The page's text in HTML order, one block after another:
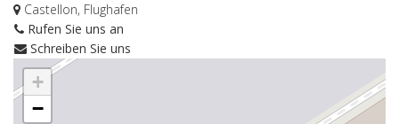
Castellon, Flughafen
Rufen Sie uns an
Schreiben Sie uns
+
−